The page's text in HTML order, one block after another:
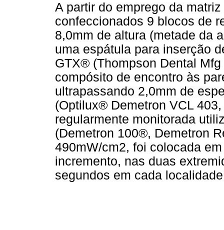
A partir do emprego da
confeccionados 9 blocos de
8,0mm de altura (metade da
uma espátula para inserção
GTX® (Thompson Dental
compósito de encontro às
ultrapassando 2,0mm de
(Optilux® Demetron VCL
regularmente monitorada
(Demetron 100®, Demetron
490mW/cm2, foi colocada
incremento, nas duas
segundos em cada